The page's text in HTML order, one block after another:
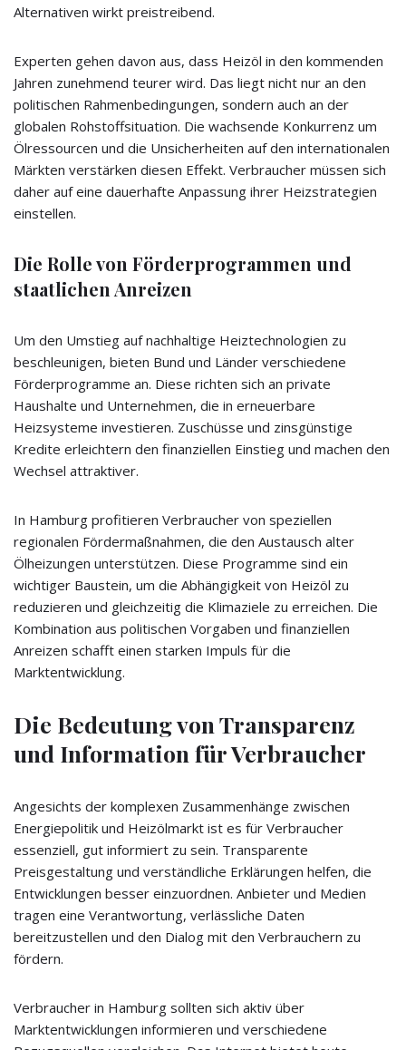
Alternativen wirkt preistreibend.
Experten gehen davon aus, dass Heizöl in den kommenden
Jahren zunehmend teurer wird. Das liegt nicht nur an den
politischen Rahmenbedingungen, sondern auch an der
globalen Rohstoffsituation. Die wachsende Konkurrenz um
Ölressourcen und die Unsicherheiten auf den internationalen
Märkten verstärken diesen Effekt. Verbraucher müssen sich
daher auf eine dauerhafte Anpassung ihrer Heizstrategien
einstellen.
Die Rolle von Förderprogrammen und
staatlichen Anreizen
Um den Umstieg auf nachhaltige Heiztechnologien zu
beschleunigen, bieten Bund und Länder verschiedene
Förderprogramme an. Diese richten sich an private
Haushalte und Unternehmen, die in erneuerbare
Heizsysteme investieren. Zuschüsse und zinsgünstige
Kredite erleichtern den finanziellen Einstieg und machen den
Wechsel attraktiver.
In Hamburg profitieren Verbraucher von speziellen
regionalen Fördermaßnahmen, die den Austausch alter
Ölheizungen unterstützen. Diese Programme sind ein
wichtiger Baustein, um die Abhängigkeit von Heizöl zu
reduzieren und gleichzeitig die Klimaziele zu erreichen. Die
Kombination aus politischen Vorgaben und finanziellen
Anreizen schafft einen starken Impuls für die
Marktentwicklung.
Die Bedeutung von Transparenz
und Information für Verbraucher
Angesichts der komplexen Zusammenhänge zwischen
Energiepolitik und Heizölmarkt ist es für Verbraucher
essenziell, gut informiert zu sein. Transparente
Preisgestaltung und verständliche Erklärungen helfen, die
Entwicklungen besser einzuordnen. Anbieter und Medien
tragen eine Verantwortung, verlässliche Daten
bereitzustellen und den Dialog mit den Verbrauchern zu
fördern.
Verbraucher in Hamburg sollten sich aktiv über
Marktentwicklungen informieren und verschiedene